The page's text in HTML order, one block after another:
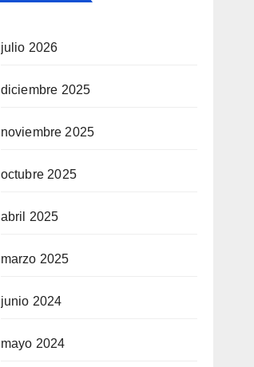
julio 2026
diciembre 2025
noviembre 2025
octubre 2025
abril 2025
marzo 2025
junio 2024
mayo 2024